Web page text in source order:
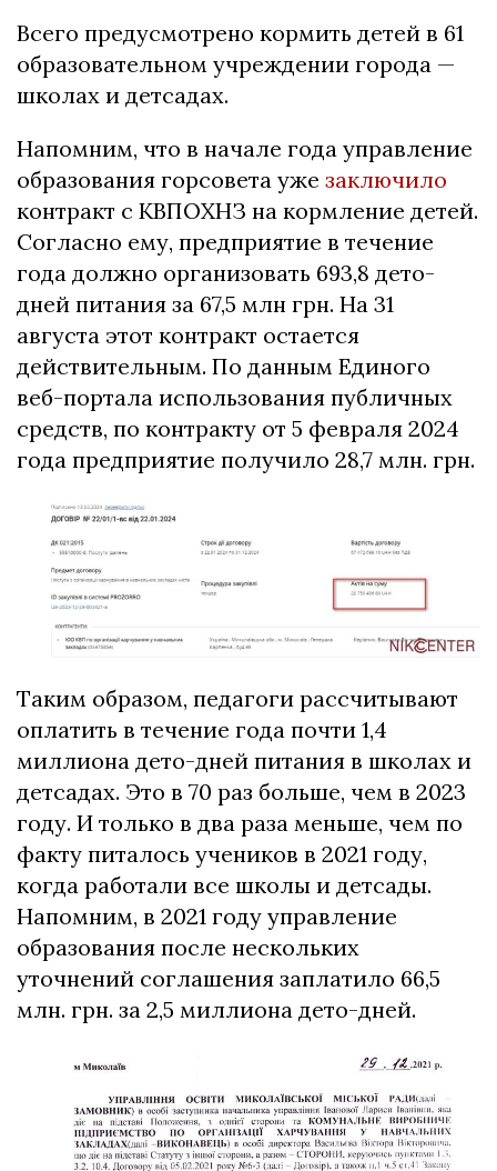
Всего предусмотрено кормить детей в 61
образовательном учреждении города —
школах и детсадах.
Напомним, что в начале года управление
образования горсовета уже заключило
контракт с КВПОХНЗ на кормление детей.
Согласно ему, предприятие в течение
года должно организовать 693,8 дето-
дней питания за 67,5 млн грн. На 31
августа этот контракт остается
действительным. По данным Единого
веб-портала использования публичных
средств, по контракту от 5 февраля 2024
года предприятие получило 28,7 млн. грн.
Таким образом, педагоги рассчитывают
оплатить в течение года почти 1,4
миллиона дето-дней питания в школах и
детсадах. Это в 70 раз больше, чем в 2023
году. И только в два раза меньше, чем по
факту питалось учеников в 2021 году,
когда работали все школы и детсады.
Напомним, в 2021 году управление
образования после нескольких
уточнений соглашения заплатило 66,5
млн. грн. за 2,5 миллиона дето-дней.